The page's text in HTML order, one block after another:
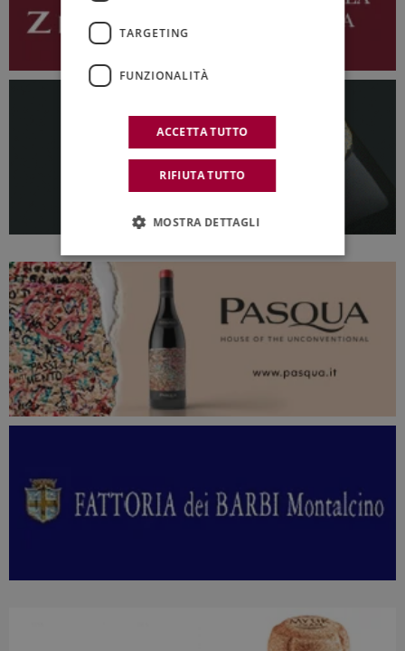
TARGETING
FUNZIONALITÀ
ACCETTA TUTTO
RIFIUTA TUTTO
MOSTRA DETTAGLI